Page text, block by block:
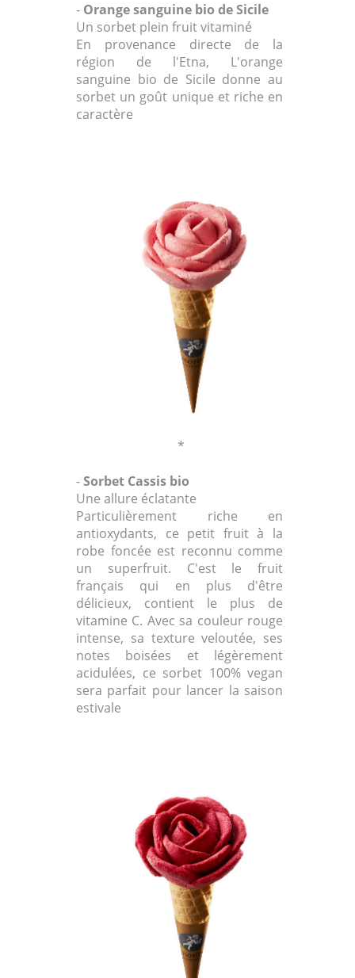
- Orange sanguine bio de Sicile
Un sorbet plein fruit vitaminé
En provenance directe de la
région de l'Etna, L'orange
sanguine bio de Sicile donne au
sorbet un goût unique et riche en
caractère
*
-Sorbet Cassis bio
Une allure éclatante
Particulièrement riche en
antioxydants, ce petit fruit à la
robe foncée est reconnu comme
un superfruit. C'est le fruit
français qui en plus d'être
délicieux, contient le plus de
vitamine C. Avec sa couleur rouge
intense, sa texture veloutée, ses
notes boisées et légèrement
acidulées, ce sorbet 100% vegan
sera parfait pour lancer la saison
estivale